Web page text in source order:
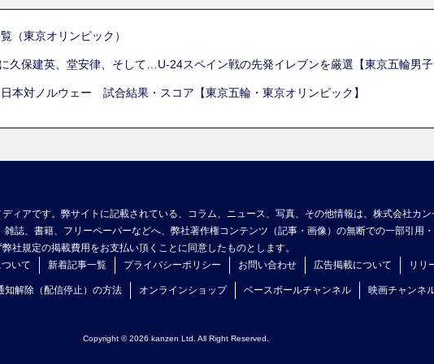
東京オリンピック）
久保建英、堂安律、そして…U-24スペイン戦の先発イレブンを厳選【東京五輪男子
対ノルウェー 試合結果・スコア【東京五輪・東京オリンピック】
ィアです。弊サイトに記載されている、コラム、ニュース、写真、その他情報は、株式会社カ
誌、書籍、フリーペーパーなどへ、弊社著作権コンテンツ（記事・画像）の無断での一部引用
社規定の掲載費用をお支払い頂くことに同意したものとします。
いて 新着記事一覧 プライバシーポリシー お問い合わせ 広告掲載について リリ
知解除（配信停止）の方法 オンラインショップ ベースボールチャンネル 映画チャンネ
Copyright © 2026 kanzen Ltd. All Right Reserved.